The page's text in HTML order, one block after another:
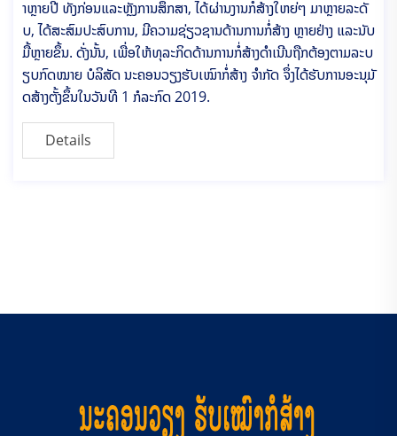
າຫຼາຍປີ ທັງກ່ອນແລະຫຼັງການສຶກສາ, ໄດ້ຜ່ານງານກໍ່ສ້າງໃຫຍ່ໆ ມາຫຼາຍລະດັ
ບ, ໄດ້ສະສົມປະສົບການ, ມີຄວາມຊ່ຽວຊານດ້ານການກໍ່ສ້າງ ຫຼາຍຢ່າງ ແລະນັບ
ມື້ຫຼາຍຂຶ້ນ. ດັ່ງນັ້ນ, ເພື່ອໃຫ້ທຸລະກິດດ້ານການກໍ່ສ້າງດຳເນີນຖືກຕ້ອງຕາມລະບ
ຽບກົດໝາຍ ບໍລິສັດ ນະຄອນວຽງຮັບເໝົາກໍ່ສ້າງ ຈຳກັດ ຈຶ່ງໄດ້ຮັບການອະນຸມັ
ດສ້າງຕັ້ງຂຶ້ນໃນວັນທີ 1 ກໍລະກົດ 2019.
Details